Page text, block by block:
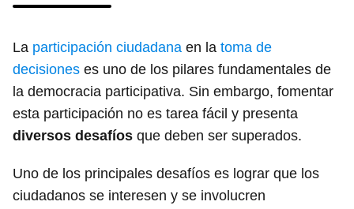
La participación ciudadana en la toma de
decisiones es uno de los pilares fundamentales de
la democracia participativa. Sin embargo, fomentar
esta participación no es tarea fácil y presenta
diversos desafíos que deben ser superados.
Uno de los principales desafíos es lograr que los
ciudadanos se interesen y se involucren